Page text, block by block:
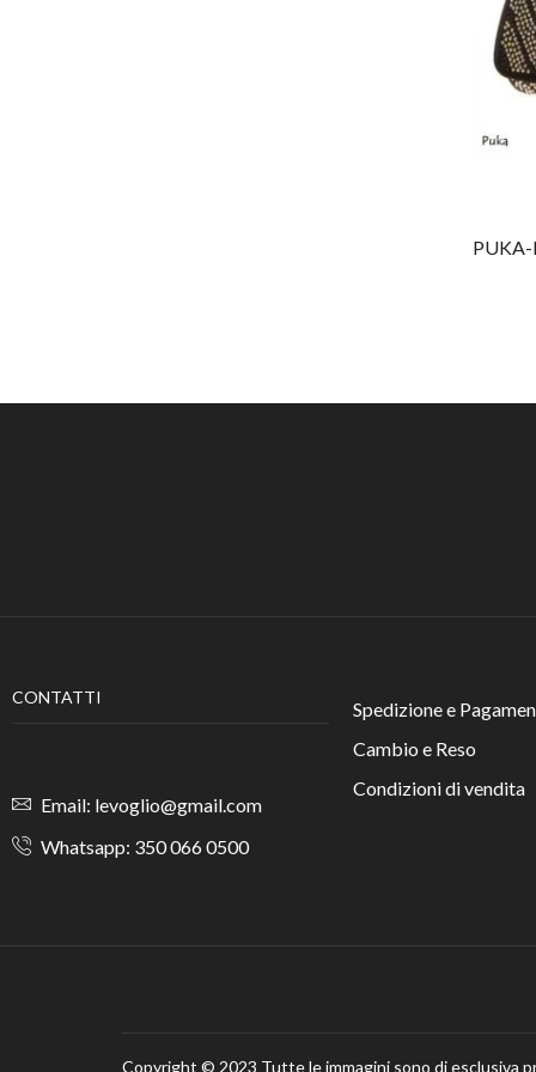
PUKA-
CONTATTI
Email: levoglio@gmail.com
Whatsapp: 350 066 0500
Spedizione e
Cambio e Reso
Condizioni di vendita
Copyright © 2023 Tutte le immagini sono di esclusiva